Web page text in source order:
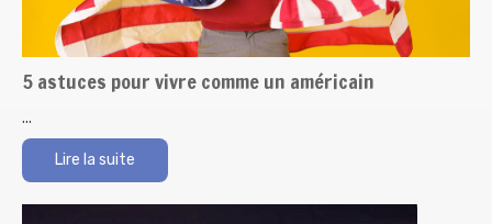
5 astuces pour vivre comme un américain
...
Lire la suite